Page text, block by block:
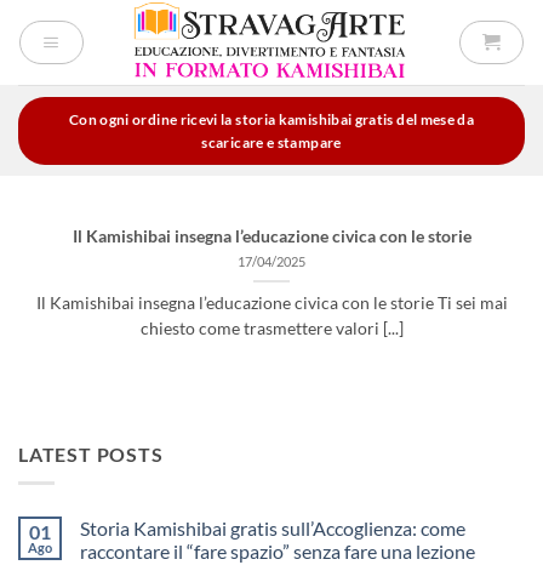
Con ogni ordine ricevi la storia kamishibai gratis del mese da
scaricare e stampare
Il Kamishibai insegna l’educazione civica con le storie
17/04/2025
Il Kamishibai insegna l’educazione civica con le storie Ti sei mai
chiesto come trasmettere valori [...]
LATEST POSTS
01
Ago
Storia Kamishibai gratis sull’Accoglienza: come
raccontare il “fare spazio” senza fare una lezione